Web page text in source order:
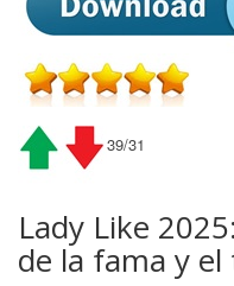
39/31
Lady Like
de la fama y